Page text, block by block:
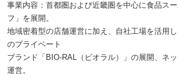
事業内容：首都圏および近畿圏を中心に食品ス
フ」を展開。
地域密着型の店舗運営に加え、自社工場を活用
のプライベート
ブランド「BIO-RAL（ビオラル）」の展開、ネ
運営。